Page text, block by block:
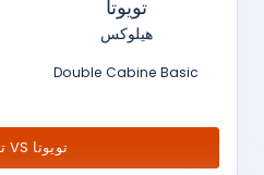
تويوتا
هيلوكس
Double Cabine Basic
تويوتا VS تويوتا